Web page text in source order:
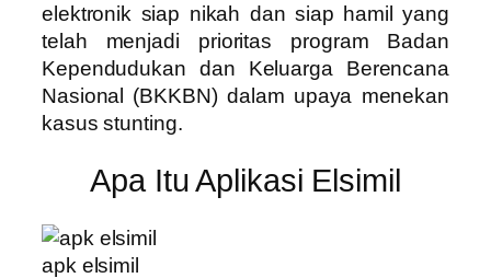
elektronik siap nikah dan siap hamil yang
telah menjadi prioritas program Badan
Kependudukan dan Keluarga Berencana
Nasional (BKKBN) dalam upaya menekan
kasus stunting.
Apa Itu Aplikasi Elsimil
apk elsimil